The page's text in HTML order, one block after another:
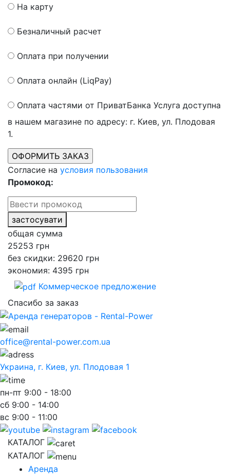
На карту
Безналичный расчет
Оплата при получении
Оплата онлайн (LiqPay)
Оплата частями от ПриватБанка Услуга доступна
в нашем магазине по адресу: г. Киев, ул. Плодовая
1.
Согласие на условия пользования
Промокод:
застосувати
общая сумма
25253 грн
без скидки: 29620 грн
экономия: 4395 грн
Коммерческое предложение
Спасибо за заказ
office@rental-power.com.ua
Украина, г. Киев, ул. Плодовая 1
пн-пт 9:00 - 18:00
сб 9:00 - 14:00
вс 9:00 - 11:00
КАТАЛОГ
КАТАЛОГ
Аренда